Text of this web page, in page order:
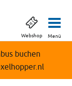
Webshop Menü
buchen